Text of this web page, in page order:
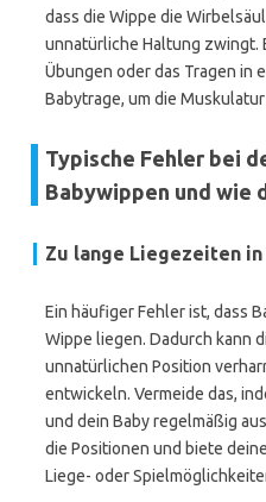
dass die Wippe die
unnatürliche Haltung
Übungen oder das Tragen in
Babytrage, um die
Typische Fehler bei
Babywippen und wie
Zu lange Liegezeiten
Ein häufiger Fehler ist, dass
Wippe liegen. Dadurch kann
unnatürlichen Position
entwickeln. Vermeide das,
und dein Baby regelmäßig
die Positionen und biete
Liege- oder